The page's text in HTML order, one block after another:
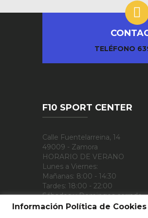
TELÉFONO
F10 SPORT CENTER
Calle Fuentelarreina, 14
49009 - Zamora
HORARIO DE VERANO
Lunes a Viernes:
Mañanas: 8:00 - 14:30
Tardes: 18:00 - 22:00
Sábados y Domingos cerrado
Información Política de Cookies